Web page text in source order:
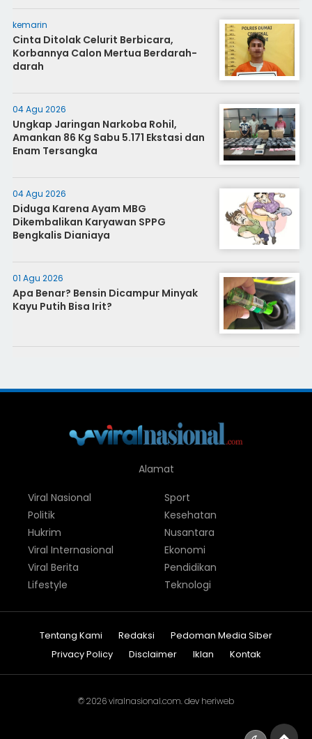
kemarin
Cinta Ditolak Celurit Berbicara,
Korbannya Calon Mertua Berdarah-
darah
04 Agu 2026
Ungkap Jaringan Narkoba Rohil,
Amankan 86 Kg Sabu 5.171 Ekstasi dan
Enam Tersangka
04 Agu 2026
Diduga Karena Ayam MBG
Dikembalikan Karyawan SPPG
Bengkalis Dianiaya
01 Agu 2026
Apa Benar? Bensin Dicampur Minyak
Kayu Putih Bisa Irit?
Alamat
Viral Nasional
Politik
Hukrim
Viral Internasional
Viral Berita
Lifestyle
Sport
Kesehatan
Nusantara
Ekonomi
Pendidikan
Teknologi
Tentang Kami Redaksi
Pedoman Media Siber
Privacy Policy
Disclaimer Iklan Kontak
© 2026viralnasional.com. dev heriweb